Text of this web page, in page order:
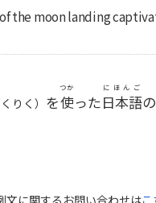
the moon landing
りく） を使
つか
った日本語
にほんご
の
文に関するお問い合わせはこ